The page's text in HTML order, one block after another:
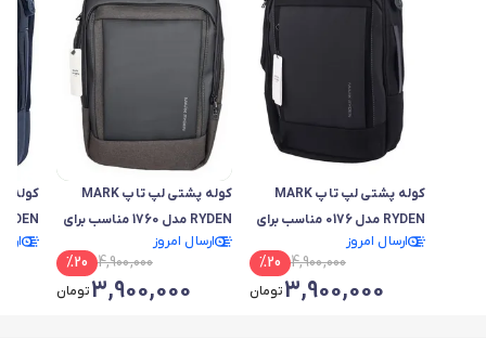
کوله پشتی لپ تاپ MARK
RYDEN مدل 0176 مناسب برای
لپ تاپ های 15.6 اینچی
ارسال امروز
4,900,000
%20
3,900,000تومان
کوله پشتی لپ تاپ MARK
RYDEN مدل 1760 مناسب برای
لپ تاپ های 15.6 اینچی
ارسال امروز
4,900,000
%20
3,900,000تومان
لپ تاپ